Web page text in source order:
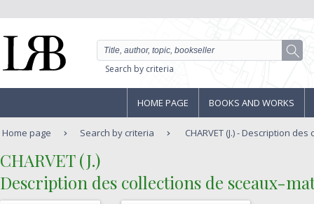
Search by criteria
HOME PAGE BOOKS AND WORKS
Home page Search by criteria CHARVET (J.) - Description
‎CHARVET (J.)‎
‎Description des collections de sceaux-